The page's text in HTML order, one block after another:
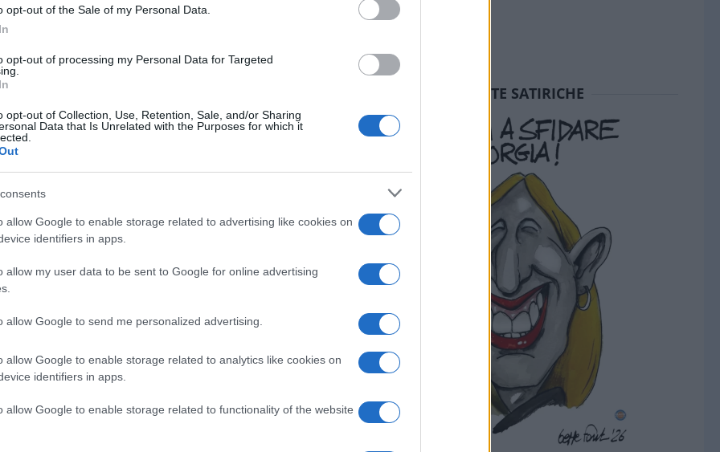
opt-out of the Sale of my Personal Data.
opt-out of processing my Personal Data for Targeted
opt-out of Collection, Use, Retention, Sale, and/or Sharing
Data that Is Unrelated with the Purposes for which it
allow Google to enable storage related to advertising like cookies on
identifiers in apps.
allow my user data to be sent to Google for online advertising
allow Google to send me personalized advertising.
allow Google to enable storage related to analytics like cookies on
identifiers in apps.
allow Google to enable storage related to functionality of the website
SEDUTE SATIRICHE